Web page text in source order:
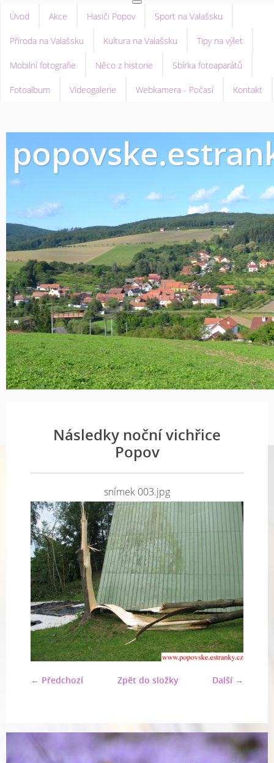
Úvod Akce Hasiči Popov Sport na Valašsku
Příroda na Valašsku Kultura na Valašsku Tipy na výlet
Mobilní fotografie Něco z historie Sbírka fotoaparátů
Fotoalbum Videogalerie Webkamera - Počasí Kontakt
Následky noční vichřice
Popov
snímek 003.jpg
← Předchozí Další →
Zpět do složky